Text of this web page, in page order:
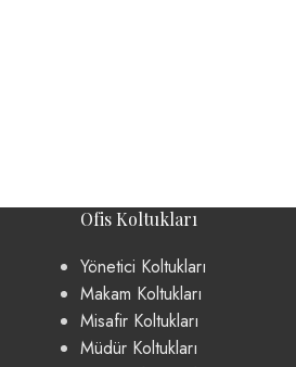
Ofis Koltukları
Yönetici Koltukları
Makam Koltukları
Misafir Koltukları
Müdür Koltukları